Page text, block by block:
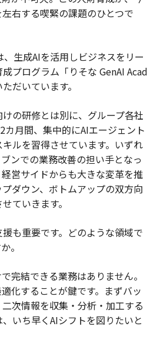
右する喫緊の課題のひとつで
生成AIを活用しビジネスをリー
プログラム「りそな GenAI Acad
だいています。
の研修とは別に、グループ各社
カ月間、集中的にAIエージェント
ルを習得させています。いずれ
ンでの業務改善の担い手となっ
営サイドからも大きな変革を推
ダウン、ボトムアップの双方向
ていきます。
も重要です。どのような領域で
。
完結できる業務はありません。
化することが鍵です。まずバッ
次情報を収集・分析・加工する
いち早くAIシフトを図りたいと